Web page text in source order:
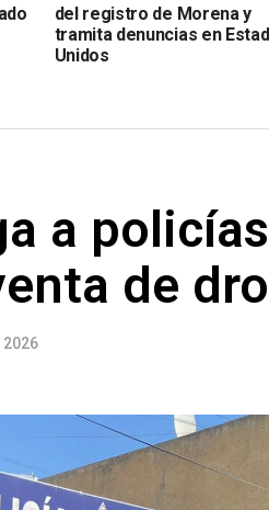
del registro de Morena y
tramita denuncias en
Unidos
a
de
2026